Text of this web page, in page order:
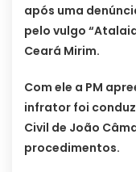
após uma
pelo vulgo
Ceará Mirim.
Com ele a PM
infrator foi
Civil de João
procedimentos.